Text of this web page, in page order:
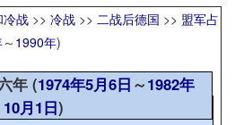
冷战 >> 冷战 >> 二战后德国 >> 盟军占
～ 1990年)
年 (1974年5月6日 ～1982年
10月1日)